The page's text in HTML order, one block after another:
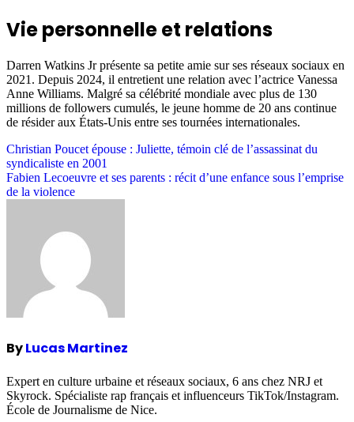
Vie personnelle et relations
Darren Watkins Jr présente sa petite amie sur ses réseaux sociaux en
2021. Depuis 2024, il entretient une relation avec l’actrice Vanessa
Anne Williams. Malgré sa célébrité mondiale avec plus de 130
millions de followers cumulés, le jeune homme de 20 ans continue
de résider aux États-Unis entre ses tournées internationales.
Post
navigation
Christian Poucet épouse : Juliette, témoin clé de l’assassinat du
syndicaliste en 2001
Fabien Lecoeuvre et ses parents : récit d’une enfance sous l’emprise
de la violence
ByLucas Martinez
Expert en culture urbaine et réseaux sociaux, 6 ans chez NRJ et
Skyrock. Spécialiste rap français et influenceurs TikTok/Instagram.
École de Journalisme de Nice.